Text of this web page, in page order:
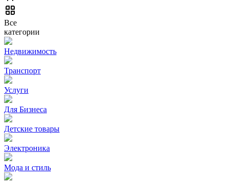
Все
категории
Недвижимость
Транспорт
Услуги
Для Бизнеса
Детские товары
Электроника
Мода и стиль